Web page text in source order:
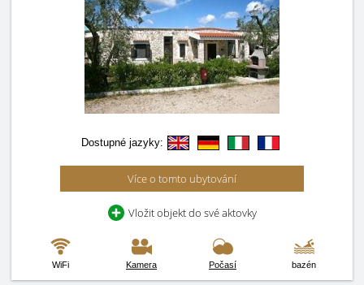
Dostupné jazyky:
Více o tomto ubytování
Vložit objekt do své aktovky
WiFi Kamera Počasí bazén